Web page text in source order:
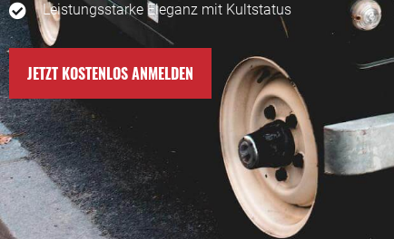
Leistungsstarke Eleganz mit Kultstatus
JETZT KOSTENLOS ANMELDEN